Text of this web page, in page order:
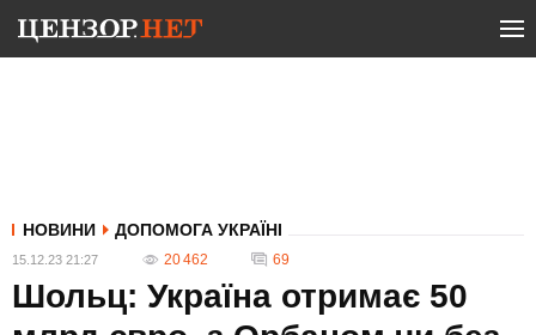
НОВИНИ ДОПОМОГА УКРАЇНІ
15.12.23 21:27 20 462 69
Шольц: Україна отримає 50